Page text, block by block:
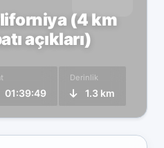
(4 km
açıkları)
01:39:49
Derinlik
1.3 km